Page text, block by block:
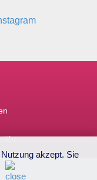
akzept. Sie